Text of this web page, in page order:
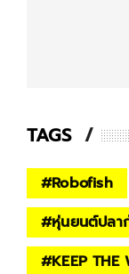
TAGS
#Robofish
#หุ่นยนต์ปลา
#KEEP THE